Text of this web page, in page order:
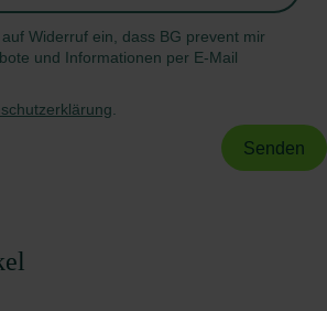
Widerruf ein, dass BG prevent mir
und Informationen per E-Mail